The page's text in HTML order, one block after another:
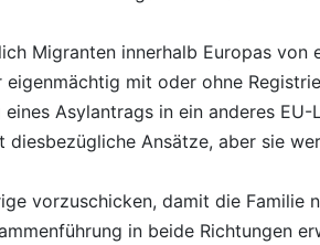
Migranten innerhalb Europas von
mit oder ohne
Asylantrags in ein anderes EU-
Ansätze, aber sie
vorzuschicken, damit die Familie
in beide Richtungen